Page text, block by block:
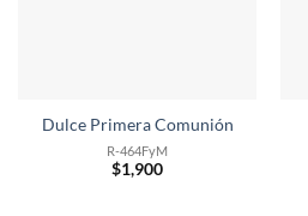
Dulce Primera Comunión
R-464FyM
$1,900